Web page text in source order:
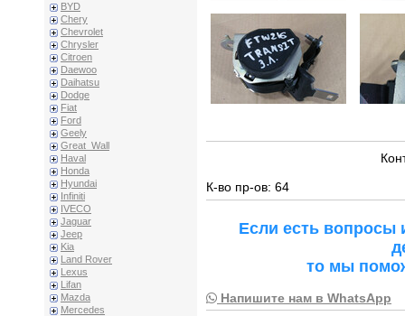
BYD
Chery
Chevrolet
Chrysler
Citroen
Daewoo
Daihatsu
Dodge
Fiat
Ford
Geely
Great_Wall
Haval
Honda
Hyundai
Infiniti
IVECO
Jaguar
Jeep
Kia
Land Rover
Lexus
Lifan
Mazda
Mercedes
К-во пр-ов: 64
Если есть
то мы
Напишите нам в WhatsApp